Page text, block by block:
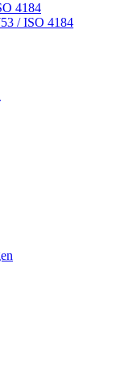
4184
/ ISO 4184